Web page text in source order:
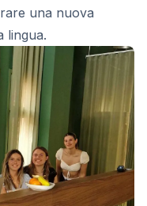
una nuova
lingua.